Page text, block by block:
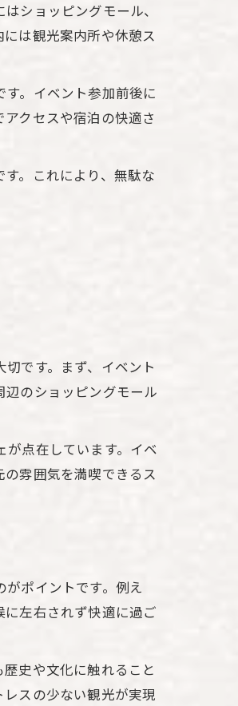
ショッピングモール、
は観光案内所や休憩ス
。イベント参加前後に
クセスや宿泊の快適さ
。これにより、無駄な
です。まず、イベント
のショッピングモール
点在しています。イベ
雰囲気を満喫できるス
ポイントです。例え
左右されず快適に過ご
史や文化に触れること
スの少ない観光が実現